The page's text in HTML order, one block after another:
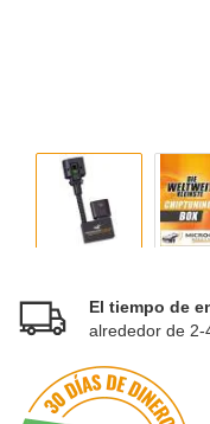
El tiempo de
alrededor de 2-